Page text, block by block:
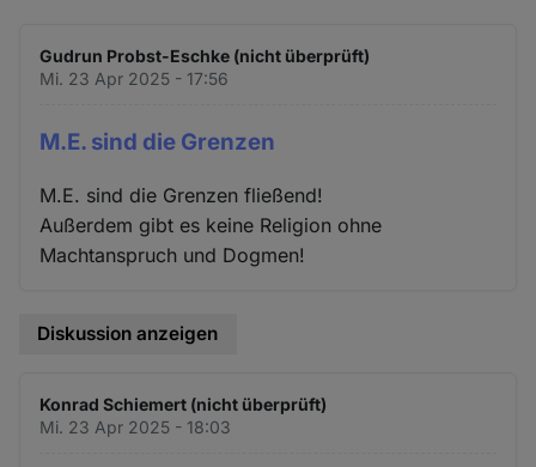
Gudrun Probst-Eschke (nicht überprüft)
Mi. 23 Apr 2025 - 17:56
M.E. sind die Grenzen
M.E. sind die Grenzen fließend!
Außerdem gibt es keine Religion ohne
Machtanspruch und Dogmen!
Diskussion anzeigen
Konrad Schiemert (nicht überprüft)
Mi. 23 Apr 2025 - 18:03